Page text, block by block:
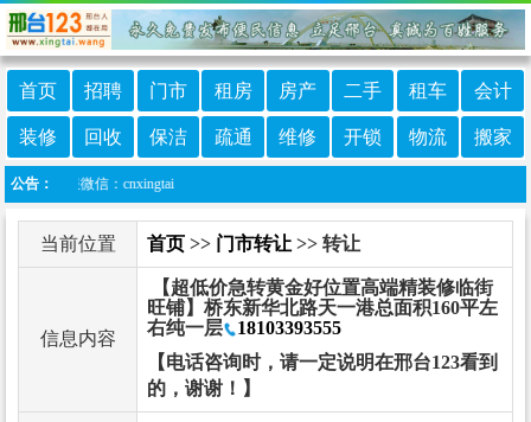
首页 招聘 门市 租房 房产 二手 租车 会计
装修 回收 保洁 疏通 维修 开锁 物流 搬家
公告：
123客服微信：cnxingtai
当前位置 首页 >> 门市转让 >> 转让
信息内容
【超低价急转黄金好位置高端精装修临街
旺铺】桥东新华北路天一港总面积160平左
右纯一层
18103393555
【电话咨询时，请一定说明在邢台123看到
的，谢谢！】